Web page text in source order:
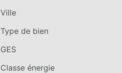
Ville
Type de bien
GES
Classe énergie